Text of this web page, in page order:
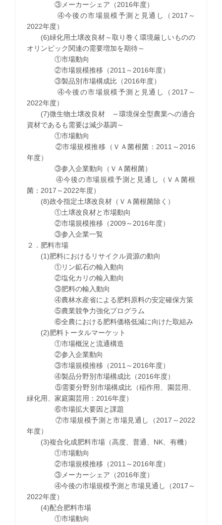
③メーカーシェア（2016年度）
④今後の市場規模予測と見通し（2017～
2022年度）
(6)緑化用土壌改良材～取り巻く環境厳しいものの
オリンピック関連の需要増加を期待～
①市場動向
②市場規模推移（2011～2016年度）
③製品別市場構成比（2016年度）
④今後の市場規模予測と見通し（2017～
2022年度）
(7)微生物土壌改良材 ～環境保全型農業への適合
資材であるも需要は減少基調～
①市場動向
②市場規模推移（ＶＡ菌根菌：2011～2016
年度）
③参入企業動向（ＶＡ菌根菌）
④今後の市場規模予測と見通し（ＶＡ菌根
菌：2017～2022年度）
(8)政令指定土壌改良材（ＶＡ菌根菌除く）
①土壌改良材と市場動向
②市場規模推移（2009～2016年度）
③参入企業一覧
２．肥料市場
(1)肥料におけるリサイクル資源の動向
①リン鉱石の輸入動向
②塩化カリの輸入動向
③肥料の輸入動向
④農林水産省による肥料原料の安定確保方策
⑤農業競争力強化プログラム
⑥全農における肥料価格低減に向けた取組み
(2)肥料トータルマーケット
①市場概況と流通構造
②参入企業動向
③市場規模推移（2011～2016年度）
④製品分野別市場構成比（2016年度）
⑤需要分野別市場構成比（稲作用、園芸用、
緑化用、家庭園芸用：2016年度）
⑥市場拡大要因と課題
⑦市場規模予測と市場見通し（2017～2022
年度）
(3)複合化成肥料市場（高度、普通、NK、有機）
①市場動向
②市場規模推移（2011～2016年度）
③メーカーシェア（2016年度）
④今後の市場規模予測と市場見通し（2017～
2022年度）
(4)配合肥料市場
①市場動向